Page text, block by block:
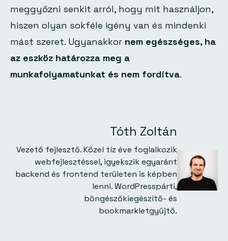
meggyőzni senkit arról, hogy mit használjon,
hiszen olyan sokféle igény van és mindenki
mást szeret. Ugyanakkor nem egészséges, ha
az eszköz határozza meg a
munkafolyamatunkat és nem fordítva.
Tóth Zoltán
Vezető fejlesztő. Közel tíz éve foglalkozik
webfejlesztéssel, igyekszik egyaránt
backend és frontend területen is képben
lenni. WordPresspárti,
böngészőkiegészítő- és
bookmarkletgyűjtő.